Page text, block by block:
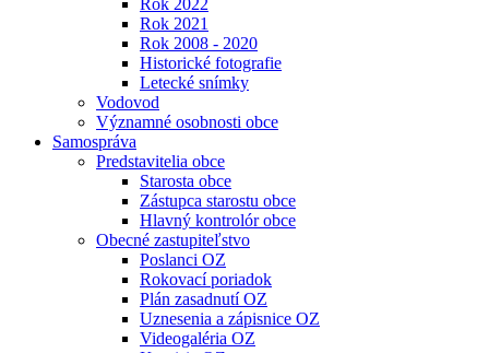
Rok 2022
Rok 2021
Rok 2008 - 2020
Historické fotografie
Letecké snímky
Vodovod
Významné osobnosti obce
Samospráva
Predstavitelia obce
Starosta obce
Zástupca starostu obce
Hlavný kontrolór obce
Obecné zastupiteľstvo
Poslanci OZ
Rokovací poriadok
Plán zasadnutí OZ
Uznesenia a zápisnice OZ
Videogaléria OZ